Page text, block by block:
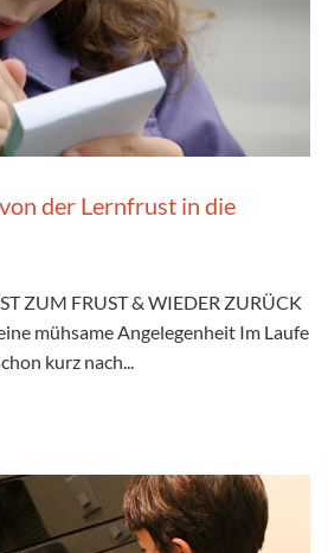
der Lernfrust in die
ZUM FRUST & WIEDER ZURÜCK
mühsame Angelegenheit Im Laufe
kurz nach...